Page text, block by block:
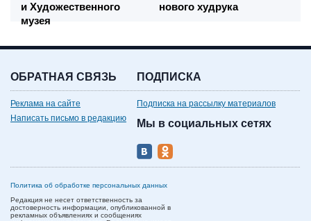
и Художественного
музея
нового худрука
ОБРАТНАЯ СВЯЗЬ
Реклама на сайте
Написать письмо в редакцию
ПОДПИСКА
Подписка на рассылку материалов
Мы в социальных сетях
Политика об обработке персональных данных
Редакция не несет ответственность за
достоверность информации, опубликованной в
рекламных объявлениях и сообщениях